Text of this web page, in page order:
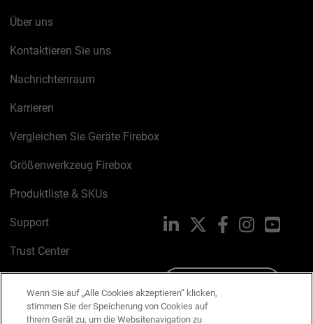
Über uns
Kontaktieren Sie uns
Nachrichtenraum
Karrieren
Vergleichen Sie Geräte Firebox
Größenwerkzeug Firebox
Produktliste & SKUs
Support
Trust Center
Cookie-Richtlinie
LinkedIn FacebookInstagram
Wenn Sie auf „Alle Cookies akzeptieren“ klicken,
stimmen Sie der Speicherung von Cookies auf
Ihrem Gerät zu, um die Websitenavigation zu